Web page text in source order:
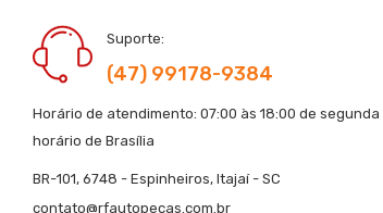
Suporte:
(47) 99178-9384
Horário de atendimento: 07:00 às 18:00 de
horário de Brasília
BR-101, 6748 - Espinheiros, Itajaí - SC
contato@rfautopecas.com.br